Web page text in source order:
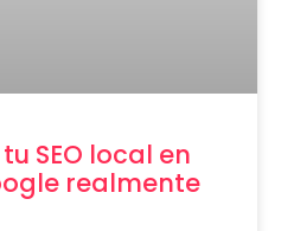
SEO local en
realmente